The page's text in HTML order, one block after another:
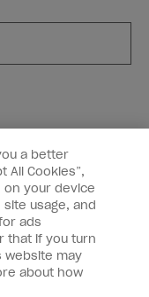
a better
All Cookies”,
your device
usage, and
ads
that if you turn
website may
about how